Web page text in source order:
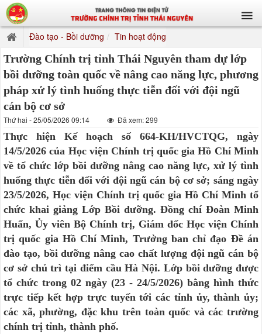
Đào tạo - Bồi dưỡng Tin hoạt động
Trường Chính trị tỉnh Thái Nguyên tham dự lớp
bồi dưỡng toàn quốc về nâng cao năng lực, phương
pháp xử lý tình huống thực tiễn đối với đội ngũ
cán bộ cơ sở
Thứ hai - 25/05/2026 09:14 Đã xem: 299
Thực hiện Kế hoạch số 664-KH/HVCTQG, ngày
14/5/2026 của Học viện Chính trị quốc gia Hồ Chí Minh
về tổ chức lớp bồi dưỡng nâng cao năng lực, xử lý tình
huống thực tiễn đối với đội ngũ cán bộ cơ sở; sáng ngày
23/5/2026, Học viện Chính trị quốc gia Hồ Chí Minh tổ
chức khai giảng Lớp Bồi dưỡng. Đồng chí Đoàn Minh
Huấn, Ủy viên Bộ Chính trị, Giám đốc Học viện Chính
trị quốc gia Hồ Chí Minh, Trưởng ban chỉ đạo Đề án
đào tạo, bồi dưỡng nâng cao chất lượng đội ngũ cán bộ
cơ sở chủ trì tại điểm cầu Hà Nội. Lớp bồi dưỡng được
tổ chức trong 02 ngày (23 - 24/5/2026) bằng hình thức
trực tiếp kết hợp trực tuyến tới các tỉnh ủy, thành ủy;
các xã, phường, đặc khu trên toàn quốc và các trường
chính trị tỉnh, thành phố.